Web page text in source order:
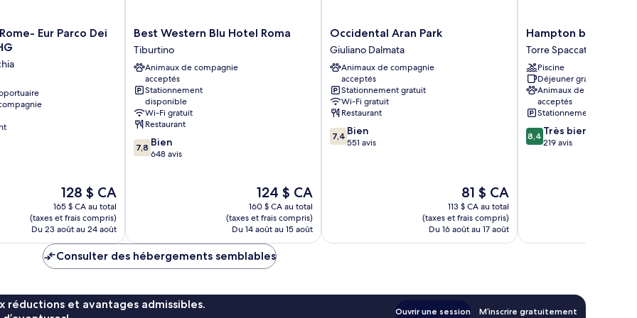
Eur Parco Dei
Le
prix
est
de
128 $ CA
128 $ CA
165 $ CA au total
(taxes et frais compris)
Du 23 août au 24 août
Best
Western
Blu
Hotel
Roma
Tiburtino
Best Western Blu Hotel Roma
Tiburtino
Animaux de compagnie
acceptés
Stationnement
disponible
Wi-Fi gratuit
Restaurant
7.8
sur
7,8 Bien
648 avis
Le
prix
est
de
124 $ CA
124 $ CA
160 $ CA au total
(taxes et frais compris)
Du 14 août au 15 août
Occidental
Aran
Park
Giuliano
Dalmata
Occidental Aran Park
Giuliano Dalmata
Animaux de compagnie
acceptés
Stationnement gratuit
Wi-Fi gratuit
Restaurant
7.4
sur
7,4 Bien
551 avis
Le
prix
est
de
81 $ CA
81 $ CA
113 $ CA au total
(taxes et frais compris)
Du 16 août au 17 août
Hampton
by
Hilton
Rome
East
Torre
Spaccata
Hampton by Hilton
Torre Spaccata
Piscine
Déjeuner gratuit
Animaux de compagnie
acceptés
Stationnement gratuit
8.4
sur
8,4 Très bien
219 avis
Consulter des hébergements semblables
réductions et avantages admissibles.
Ouvrir une session M’inscrire gratuitement